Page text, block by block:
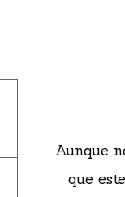
Aunque
que